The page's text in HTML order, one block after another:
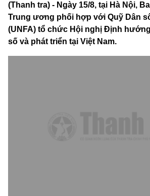
(Thanh tra) - Ngày 15/8, tại Hà Nội,
Trung ương phối hợp với Quỹ Dân
(UNFA) tổ chức Hội nghị Định
số và phát triển tại Việt Nam.